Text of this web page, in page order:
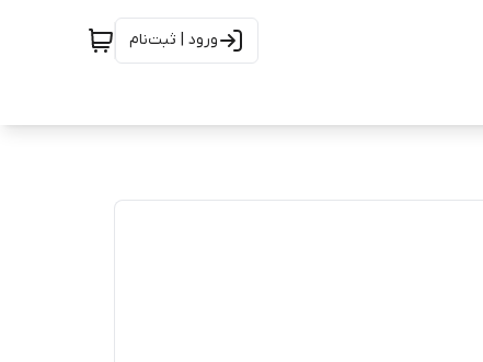
ورود | ثبت‌نام